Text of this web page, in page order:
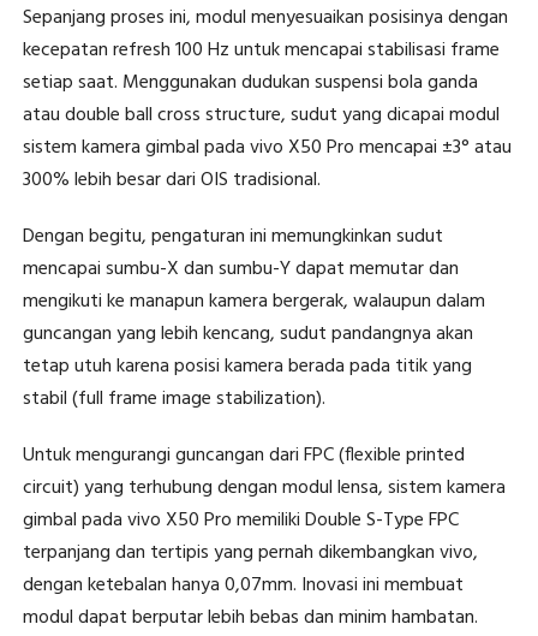
Sepanjang proses ini, modul menyesuaikan posisinya dengan
kecepatan refresh 100 Hz untuk mencapai stabilisasi frame
setiap saat. Menggunakan dudukan suspensi bola ganda
atau double ball cross structure, sudut yang dicapai modul
sistem kamera gimbal pada vivo X50 Pro mencapai ±3° atau
300% lebih besar dari OIS tradisional.
Dengan begitu, pengaturan ini memungkinkan sudut
mencapai sumbu-X dan sumbu-Y dapat memutar dan
mengikuti ke manapun kamera bergerak, walaupun dalam
guncangan yang lebih kencang, sudut pandangnya akan
tetap utuh karena posisi kamera berada pada titik yang
stabil (full frame image stabilization).
Untuk mengurangi guncangan dari FPC (flexible printed
circuit) yang terhubung dengan modul lensa, sistem kamera
gimbal pada vivo X50 Pro memiliki Double S-Type FPC
terpanjang dan tertipis yang pernah dikembangkan vivo,
dengan ketebalan hanya 0,07mm. Inovasi ini membuat
modul dapat berputar lebih bebas dan minim hambatan.